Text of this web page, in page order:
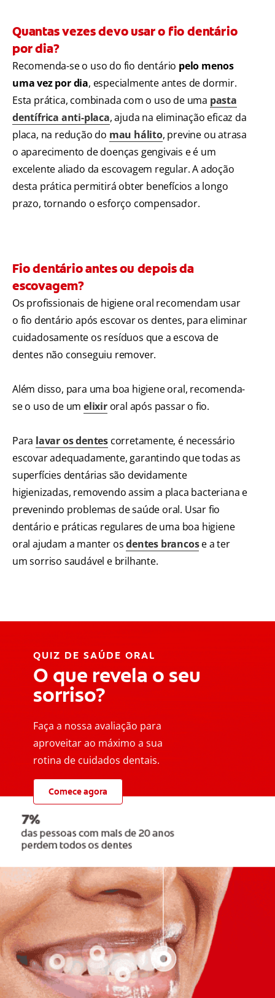
Quantas vezes devo usar o fio dentário
por dia?
Recomenda-se o uso do fio dentário pelo menos
uma vez por dia, especialmente antes de dormir.
Esta prática, combinada com o uso de uma pasta
dentífrica anti-placa, ajuda na eliminação eficaz da
placa, na redução do mau hálito, previne ou atrasa
o aparecimento de doenças gengivais e é um
excelente aliado da escovagem regular. A adoção
desta prática permitirá obter benefícios a longo
prazo, tornando o esforço compensador.
Fio dentário antes ou depois da
escovagem?
Os profissionais de higiene oral recomendam usar
o fio dentário após escovar os dentes, para eliminar
cuidadosamente os resíduos que a escova de
dentes não conseguiu remover.
Além disso, para uma boa higiene oral, recomenda-
se o uso de umelixiroral após passar o fio.
Para lavar os dentes corretamente, é necessário
escovar adequadamente, garantindo que todas as
superfícies dentárias são devidamente
higienizadas, removendo assim a placa bacteriana e
prevenindo problemas de saúde oral. Usar fio
dentário e práticas regulares de uma boa higiene
oral ajudam a manter osdentes brancose a ter
um sorriso saudável e brilhante.
QUIZ DE SAÚDE ORAL
O que revela o seu
sorriso?
Faça a nossa avaliação para
aproveitar ao máximo a sua
rotina de cuidados dentais.
Comece agora